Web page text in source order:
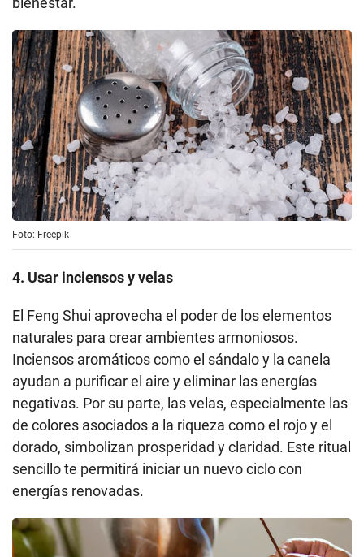
Foto: Freepik
4. Usar inciensos y velas
El Feng Shui aprovecha el poder de los elementos
naturales para crear ambientes armoniosos.
Inciensos aromáticos como el sándalo y la canela
ayudan a purificar el aire y eliminar las energías
negativas. Por su parte, las velas, especialmente las
de colores asociados a la riqueza como el rojo y el
dorado, simbolizan prosperidad y claridad. Este ritual
sencillo te permitirá iniciar un nuevo ciclo con
energías renovadas.